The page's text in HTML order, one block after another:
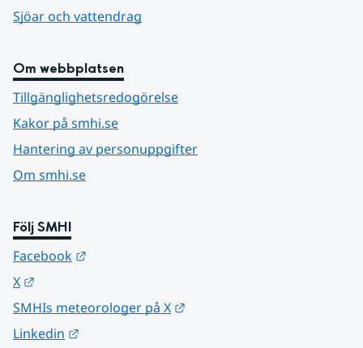
Sjöar och vattendrag
Om webbplatsen
Tillgänglighetsredogörelse
Kakor på smhi.se
Hantering av personuppgifter
Om smhi.se
Följ SMHI
Facebook
X
SMHIs meteorologer på X
Linkedin